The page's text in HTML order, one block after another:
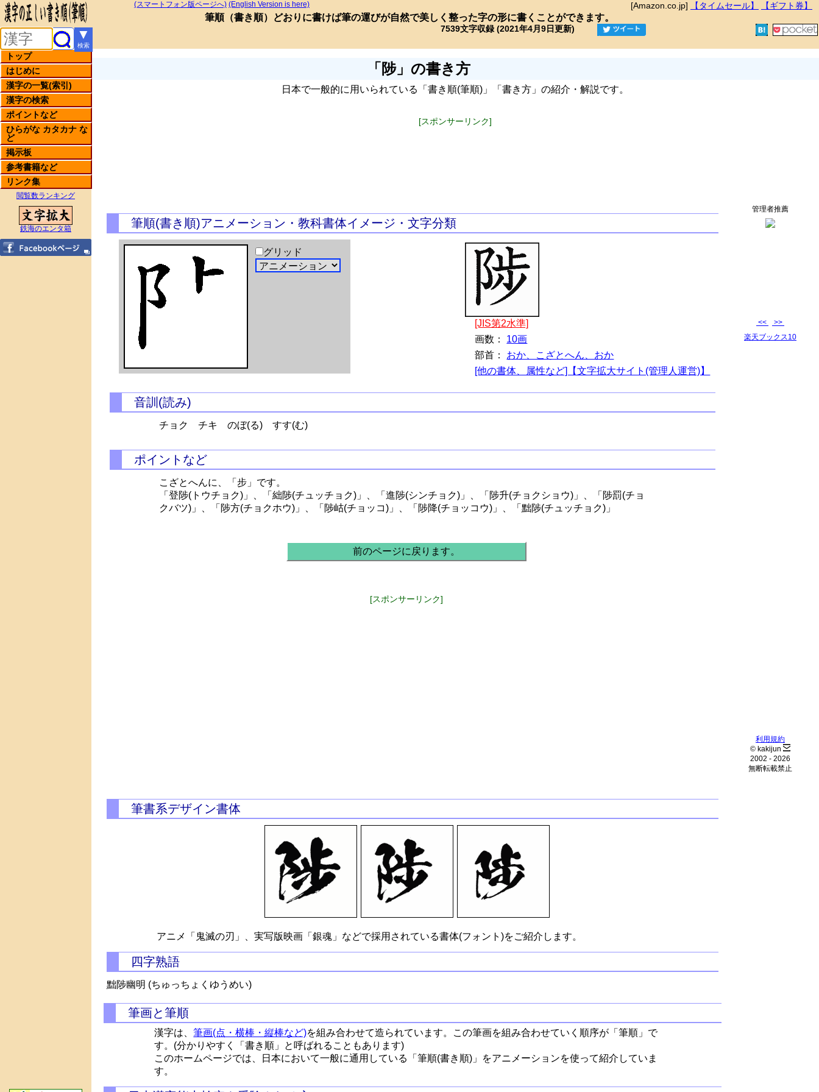
[Amazon.co.jp] 【タイムセール】 【ギフト券】
(スマートフォン版ページへ) (English Version is here)
筆順（書き順）どおりに書けば筆の運びが自然で美しく整った字の形に書くことができます。
7539文字収録 (2021年4月9日更新)
▼
検索
トップ
はじめに
漢字の一覧(索引)
漢字の検索
ポイントなど
ひらがな カタカナ な
ど
掲示板
参考書籍など
リンク集
閲覧数ランキング
鉄海のエンタ箱
「陟」の書き方
日本で一般的に用いられている「書き順(筆順)」「書き方」の紹介・解説です。
[スポンサーリンク]
筆順(書き順)アニメーション・教科書体イメージ・文字分類
グリッド
[JIS第2水準]
画数： 10画
部首： おか、こざとへん、おか
[他の書体、属性など]【文字拡大サイト(管理人運営)】
音訓(読み)
チョク チキのぼ(る) すす(む)
ポイントなど
こざとへんに、「步」です。
「登陟(トウチョク)」、「絀陟(チュッチョク)」、「進陟(シンチョク)」、「陟升(チョクショウ)」、「陟罰(チョ
クバツ)」、「陟方(チョクホウ)」、「陟岵(チョッコ)」、「陟降(チョッコウ)」、「黜陟(チュッチョク)」
前のページに戻ります。
[スポンサーリンク]
筆書系デザイン書体
アニメ「鬼滅の刃」、実写版映画「銀魂」などで採用されている書体(フォント)をご紹介します。
四字熟語
黜陟幽明 (ちゅっちょくゆうめい)
筆画と筆順
漢字は、筆画(点・横棒・縦棒など)を組み合わせて造られています。この筆画を組み合わせていく順序が「筆順」で
す。(分かりやすく「書き順」と呼ばれることもあります)
このホームページでは、日本において一般に通用している「筆順(書き順)」をアニメーションを使って紹介していま
す。
管理者推薦
<<
>>
楽天ブックス10
利用規約
© kakijun
2002 - 2026
無断転載禁止